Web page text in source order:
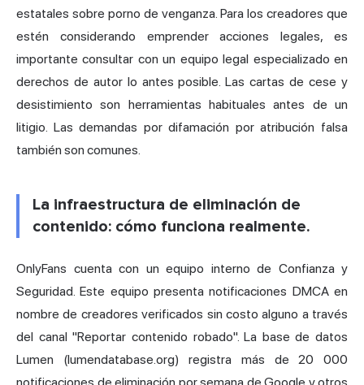
estatales sobre porno de venganza. Para los creadores que
estén considerando emprender acciones legales, es
importante consultar con un equipo legal especializado en
derechos de autor lo antes posible. Las cartas de cese y
desistimiento son herramientas habituales antes de un
litigio. Las demandas por difamación por atribución falsa
también son comunes.
La infraestructura de eliminación de
contenido: cómo funciona realmente.
OnlyFans cuenta con un equipo interno de Confianza y
Seguridad. Este equipo presenta notificaciones DMCA en
nombre de creadores verificados sin costo alguno a través
del canal "Reportar contenido robado". La base de datos
Lumen (lumendatabase.org) registra más de 20 000